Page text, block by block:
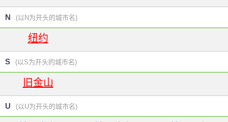
N (以N为开头的城市名)
纽约
S (以S为开头的城市名)
旧金山
U (以U为开头的城市名)